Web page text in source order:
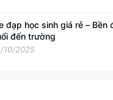
đạp học sinh giá rẻ – Bền
đến trường
10/2025